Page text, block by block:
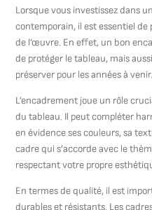
Lorsque vous investissez dans
contemporain, il est essentiel
de l’œuvre. En effet, un bon
de protéger le tableau, mais
préserver pour les années à venir.
L’encadrement joue un rôle
du tableau. Il peut compléter
en évidence ses couleurs, sa
cadre qui s’accorde avec le
respectant votre propre
En termes de qualité, il est
durables et résistants. Les